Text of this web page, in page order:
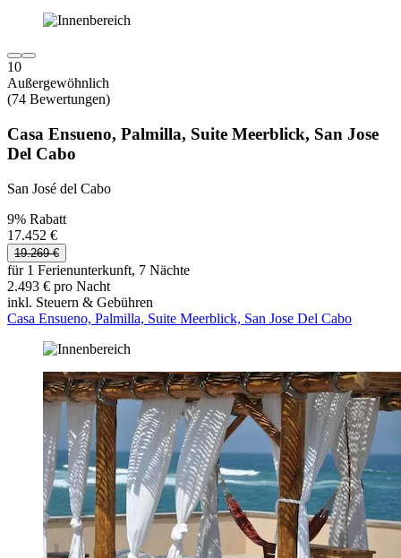
10
Außergewöhnlich
(74 Bewertungen)
Casa Ensueno, Palmilla, Suite Meerblick, San Jose
Del Cabo
San José del Cabo
9% Rabatt
17.452 €
19.269 €
für 1 Ferienunterkunft, 7 Nächte
2.493 € pro Nacht
inkl. Steuern & Gebühren
Casa Ensueno, Palmilla, Suite Meerblick, San Jose Del Cabo